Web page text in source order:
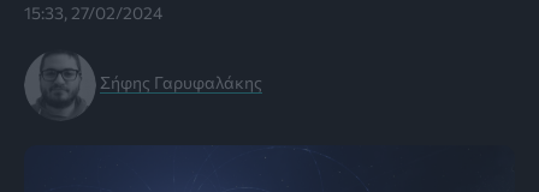
15:33, 27/02/2024
Σήφης Γαρυφαλάκης